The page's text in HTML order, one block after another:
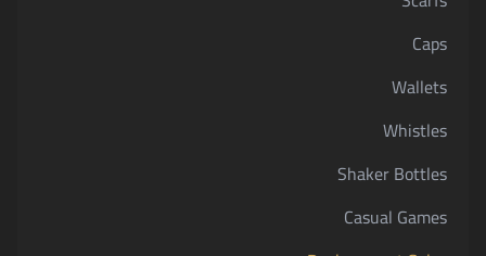
Caps
Wallets
Whistles
Shaker Bottles
Casual Games